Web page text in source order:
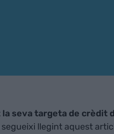
la seva targeta de crèdit
llegint aquest